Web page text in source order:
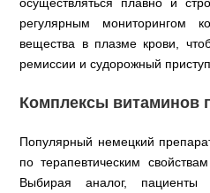
регулярным мониторингом
вещества в плазме крови,
ремиссии и судорожный приступ.
Комплексы витаминов
Популярный немецкий
по терапевтическим
Выбирая аналог, пациенты